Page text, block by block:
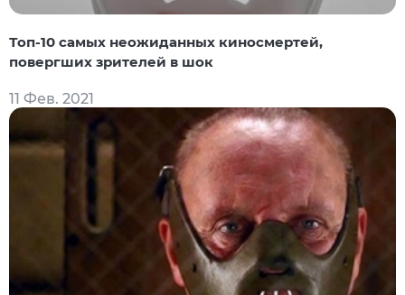
Топ-10 самых неожиданных киносмертей,
повергших зрителей в шок
11 Фев. 2021